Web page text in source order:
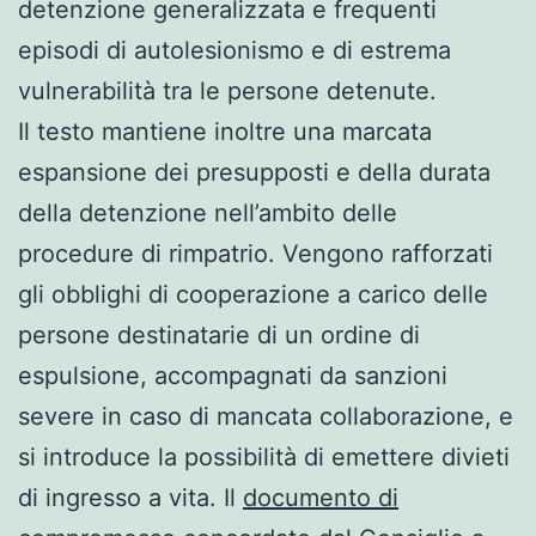
detenzione generalizzata e frequenti
episodi di autolesionismo e di estrema
vulnerabilità tra le persone detenute.
Il testo mantiene inoltre una marcata
espansione dei presupposti e della durata
della detenzione nell’ambito delle
procedure di rimpatrio. Vengono rafforzati
gli obblighi di cooperazione a carico delle
persone destinatarie di un ordine di
espulsione, accompagnati da sanzioni
severe in caso di mancata collaborazione, e
si introduce la possibilità di emettere divieti
di ingresso a vita. Il documento di